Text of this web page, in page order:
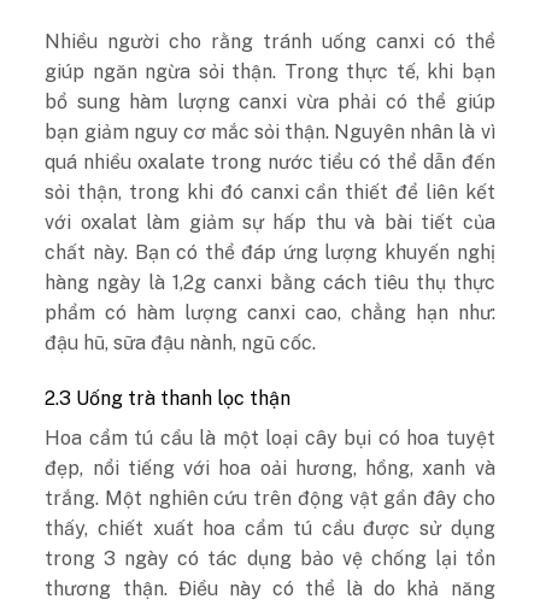
Nhiều người cho rằng tránh uống canxi có thể
giúp ngăn ngừa sỏi thận. Trong thực tế, khi bạn
bổ sung hàm lượng canxi vừa phải có thể giúp
bạn giảm nguy cơ mắc sỏi thận. Nguyên nhân là vì
quá nhiều oxalate trong nước tiểu có thể dẫn đến
sỏi thận, trong khi đó canxi cần thiết để liên kết
với oxalat làm giảm sự hấp thu và bài tiết của
chất này. Bạn có thể đáp ứng lượng khuyến nghị
hàng ngày là 1,2g canxi bằng cách tiêu thụ thực
phẩm có hàm lượng canxi cao, chẳng hạn như:
đậu hũ, sữa đậu nành, ngũ cốc.
2.3 Uống trà thanh lọc thận
Hoa cẩm tú cầu là một loại cây bụi có hoa tuyệt
đẹp, nổi tiếng với hoa oải hương, hồng, xanh và
trắng. Một nghiên cứu trên động vật gần đây cho
thấy, chiết xuất hoa cẩm tú cầu được sử dụng
trong 3 ngày có tác dụng bảo vệ chống lại tổn
thương thận. Điều này có thể là do khả năng